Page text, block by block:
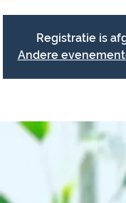
Registratie is
Andere